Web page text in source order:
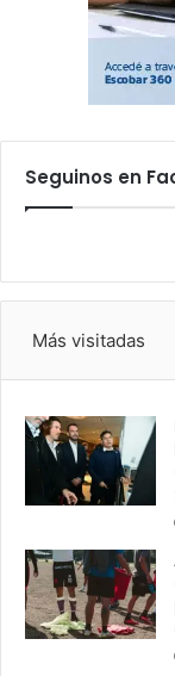
Seguinos en
Más visitadas